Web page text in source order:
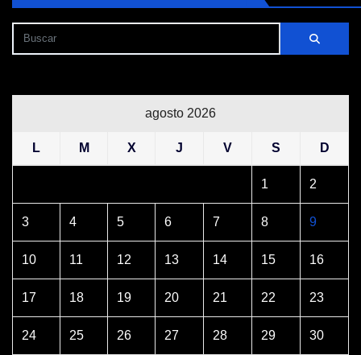
agosto 2026
L M X J V S D
1 2
3 4 5 6 7 8 9
10 11 12 13 14 15 16
17 18 19 20 21 22 23
24 25 26 27 28 29 30